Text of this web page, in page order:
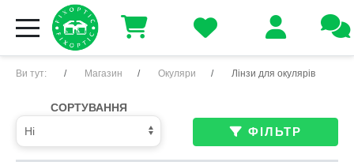
Ви тут: Магазин Окуляри Лінзи для окулярів
СОРТУВАННЯ
ФІЛЬТР